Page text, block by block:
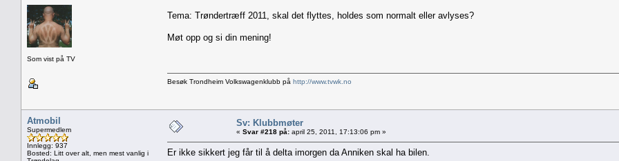
Som vist på TV
Tema: Trøndertræff 2011, skal det flyttes, holdes som normalt eller avlyses?
Møt opp og si din mening!
Besøk Trondheim Volkswagenklubb på http://www.tvwk.no
Atmobil
Supermedlem
Innlegg: 937
Bosted: Litt over alt, men mest vanlig i
Sv: Klubbmøter
« Svar #218 på: april 25, 2011, 17:13:06 pm »
Er ikke sikkert jeg får til å delta imorgen da Anniken skal ha bilen.